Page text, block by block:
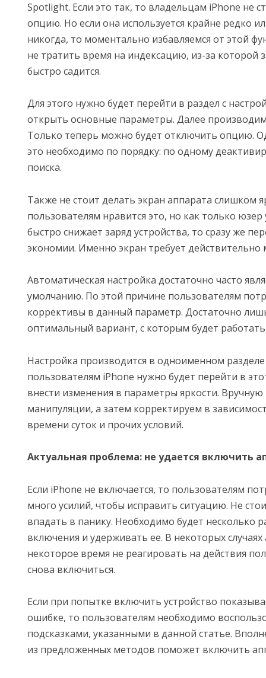
Spotlight. Если это так, то владельцам iPhone не
опцию. Но если она используется крайне редко
никогда, то моментально избавляемся от этой
не тратить время на индексацию, из-за которой
быстро садится.
Для этого нужно будет перейти в раздел с
открыть основные параметры. Далее
Только теперь можно будет отключить опцию.
это необходимо по порядку: по одному
поиска.
Также не стоит делать экран аппарата слишком
пользователям нравится это, но как только юзер
быстро снижает заряд устройства, то сразу же
экономии. Именно экран требует действительно
Автоматическая настройка достаточно часто
умолчанию. По этой причине пользователям
коррективы в данный параметр. Достаточно
оптимальный вариант, с которым будет
Настройка производится в одноименном
пользователям iPhone нужно будет перейти в
внести изменения в параметры яркости.
манипуляции, а затем корректируем в
времени суток и прочих условий.
Актуальная проблема: не удается включить
Если iPhone не включается, то пользователям
много усилий, чтобы исправить ситуацию. Не
впадать в панику. Необходимо будет несколько
включения и удерживать ее. В некоторых
некоторое время не реагировать на действия
снова включиться.
Если при попытке включить устройство
ошибке, то пользователям необходимо
подсказками, указанными в данной статье.
из предложенных методов поможет включить